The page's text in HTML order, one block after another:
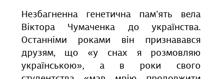
Незбагненна генетична пам’ять вела
Віктора Чумаченка до українства.
Останніми роками він признавався
друзям, що «у снах я розмовляю
українською», а в роки свого